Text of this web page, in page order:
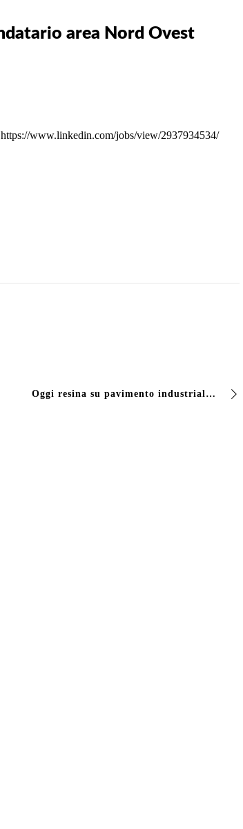
area Nord Ovest
https://www.linkedin.com/jobs/view/2937934534/
Oggi resina su pavimento industriale presso Area FAP con Vivcolor viv epox .Piazzola sul Brenta Padova con video della villa contarini.